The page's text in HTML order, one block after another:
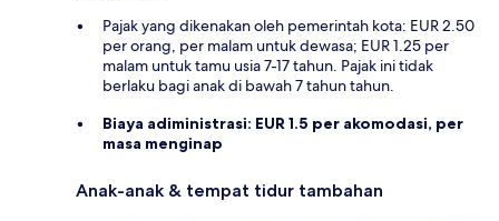
Pajak yang dikenakan oleh pemerintah kota: EUR 2.50
per orang, per malam untuk dewasa; EUR 1.25 per
malam untuk tamu usia 7-17 tahun. Pajak ini tidak
berlaku bagi anak di bawah 7 tahun tahun.
Biaya adiministrasi: EUR 1.5 per akomodasi, per
masa menginap
Anak-anak & tempat tidur tambahan